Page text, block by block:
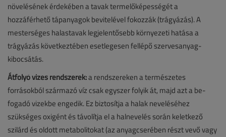
növelésének érdekében a tavak termelőképességét a
hozzáférhető tápanyagok bevitelével fokozzák (trágyázás). A
mesterséges halastavak legjelentősebb környezeti hatása a
trágyázás következtében esetlegesen fellépő szervesanyag-
kibocsátás.
Átfolyó vizes rendszerek:a rendszereken a természetes
forrásokból származó víz csak egyszer folyik át, majd azt a be-
fogadó vizekbe engedik. Ez biztosítja a halak neveléséhez
szükséges oxigént és távolítja el a halnevelés során keletkező
szilárd és oldott metabolitokat (az anyagcserében részt vevő vagy